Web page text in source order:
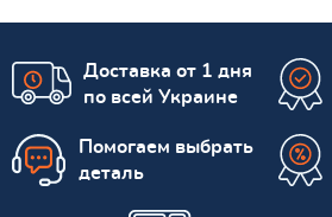
Доставка от 1 дня
по всей Украине
Помогаем выбрать
деталь